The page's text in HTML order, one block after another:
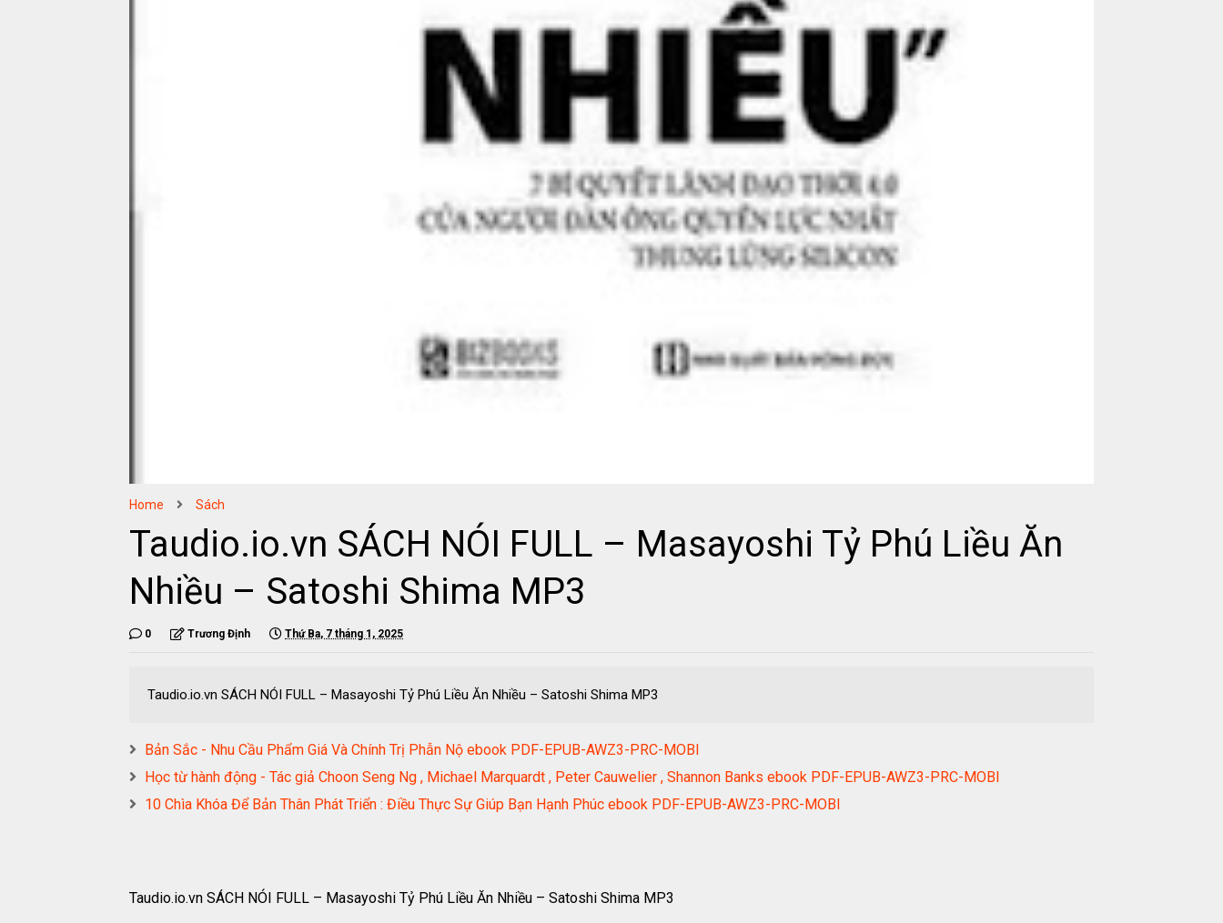
Home Sách
Taudio.io.vn SÁCH NÓI FULL – Masayoshi Tỷ Phú Liều Ăn
Nhiều – Satoshi Shima MP3
0 Trương Định Thứ Ba, 7 tháng 1, 2025
Taudio.io.vn SÁCH NÓI FULL – Masayoshi Tỷ Phú Liều Ăn Nhiều – Satoshi Shima MP3
Bản Sắc - Nhu Cầu Phẩm Giá Và Chính Trị Phẫn Nộ ebook PDF-EPUB-AWZ3-PRC-MOBI
Học từ hành động - Tác giả Choon Seng Ng , Michael Marquardt , Peter Cauwelier , Shannon Banks ebook PDF-EPUB-AWZ3-PRC-MOBI
10 Chìa Khóa Để Bản Thân Phát Triển : Điều Thực Sự Giúp Bạn Hạnh Phúc ebook PDF-EPUB-AWZ3-PRC-MOBI
Taudio.io.vn SÁCH NÓI FULL – Masayoshi Tỷ Phú Liều Ăn Nhiều – Satoshi Shima MP3